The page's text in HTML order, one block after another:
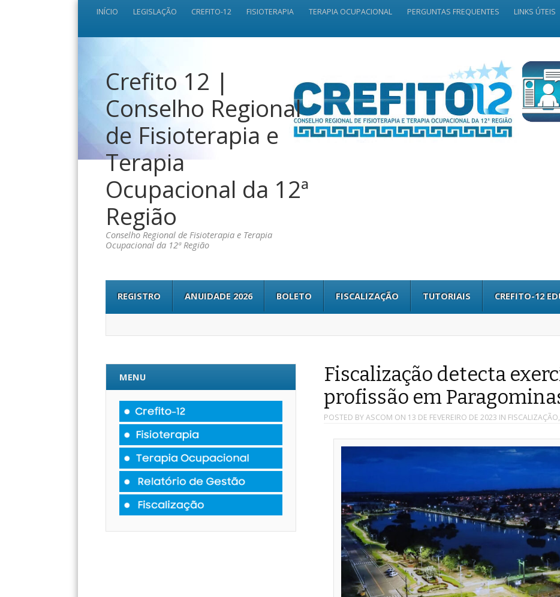
INÍCIO LEGISLAÇÃO CREFITO-12 FISIOTERAPIA TERAPIA OCUPACIONAL PERGUNTAS FREQUENTES LINKS ÚTEIS
Crefito 12 |
Conselho Regional
de Fisioterapia e
Terapia
Ocupacional da 12ª
Região
Conselho Regional de Fisioterapia e Terapia
Ocupacional da 12ª Região
REGISTRO ANUIDADE 2026 BOLETO FISCALIZAÇÃO TUTORIAIS CREFITO-12
Fiscalização detecta
profissão em
POSTED BYASCOM ON 13 DE FEVEREIRO DE 2023 IN FISCALIZAÇÃO,
MENU